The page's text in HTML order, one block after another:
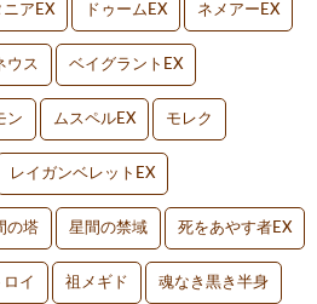
ニアEX ドゥームEX ネメアーEX
ウス ベイグラントEX
ン ムスペルEX モレク
レイガンベレットEX
の塔 星間の禁域 死をあやす者EX
イ 祖メギド 魂なき黒き半身